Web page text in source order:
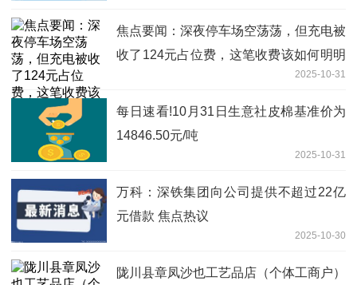
焦点要闻：深夜停车场空荡荡，但充电被
收了124元占位费，这笔收费该如何明明
2025-10-31
每日速看!10月31日生意社皮棉基准价为
14846.50元/吨
2025-10-31
万科：深铁集团向公司提供不超过22亿
元借款 焦点热议
2025-10-30
陇川县章凤沙也工艺品店（个体工商户）